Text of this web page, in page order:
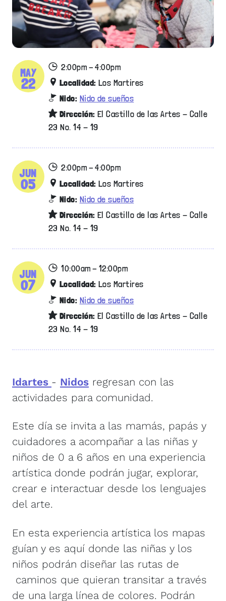
MAY
22
2:00pm - 4:00pm
Localidad: Los Martires
Nido: Nido de sueños
Dirección: El Castillo de las Artes - Calle
23 No. 14 - 19
JUN
05
2:00pm - 4:00pm
Localidad: Los Martires
Nido: Nido de sueños
Dirección: El Castillo de las Artes - Calle
23 No. 14 - 19
JUN
07
10:00am - 12:00pm
Localidad: Los Martires
Nido: Nido de sueños
Dirección: El Castillo de las Artes - Calle
23 No. 14 - 19
Idartes - Nidos regresan con las
actividades para comunidad.
Este día se invita a las mamás, papás y
cuidadores a acompañar a las niñas y
niños de 0 a 6 años en una experiencia
artística donde podrán jugar, explorar,
crear e interactuar desde los lenguajes
del arte.
En esta experiencia artística los mapas
guían y es aquí donde las niñas y los
niños podrán diseñar las rutas de
caminos que quieran transitar a través
de una larga línea de colores. Podrán